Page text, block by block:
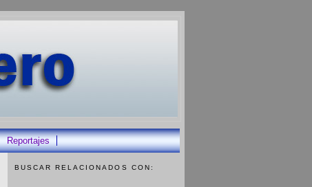
Reportajes
BUSCAR RELACIONADOS CON: